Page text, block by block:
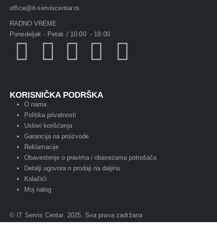
office@it-serviscentar.rs
RADNO VREME
Ponedeljak - Petak / 10:00 - 18:00
KORISNIČKA PODRŠKA
O nama
Politika privatnosti
Uslovi korišćenja
Garancija na proizvode
Reklamacije
Obavestenje o pravima i obavezama potrošača
Detalji ugovora o prodaji na daljinu
Kolačići
Moj nalog
© IT Servis Centar. 2025. Sva prava zadržana